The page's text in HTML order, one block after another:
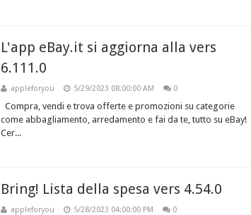
L'app eBay.it si aggiorna alla vers
6.111.0
appleforyou 5/29/2023 08:00:00 AM 0
Compra, vendi e trova offerte e promozioni su categorie
come abbagliamento, arredamento e fai da te, tutto su eBay!
Cer...
Bring! Lista della spesa vers 4.54.0
appleforyou 5/28/2023 04:00:00 PM 0